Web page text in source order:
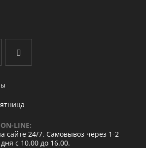
LINE:
сайте 24/7. Самовывоз через 1-2
с 10.00 до 16.00.